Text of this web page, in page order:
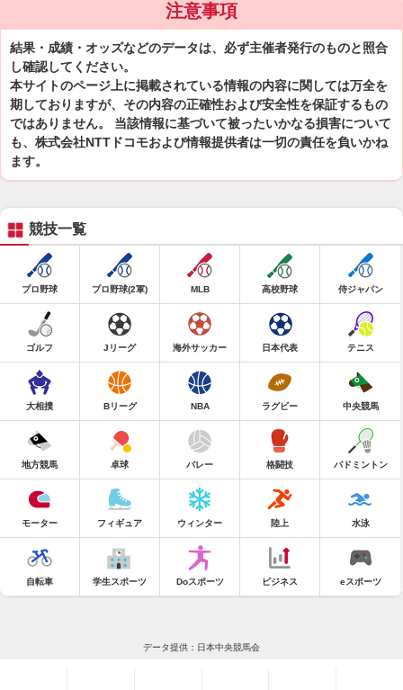
注意事項
結果・成績・オッズなどのデータは、必ず主催者発行のものと照合
し確認してください。
本サイトのページ上に掲載されている情報の内容に関しては万全を
期しておりますが、その内容の正確性および安全性を保証するもの
ではありません。 当該情報に基づいて被ったいかなる損害について
も、株式会社NTTドコモおよび情報提供者は一切の責任を負いかね
ます。
競技一覧
プロ野球 プロ野球(2軍) MLB 高校野球 侍ジャパン
ゴルフ Jリーグ 海外サッカー 日本代表 テニス
大相撲 Bリーグ NBA ラグビー 中央競馬
地方競馬 卓球 バレー 格闘技 バドミントン
モーター フィギュア ウィンター 陸上 水泳
自転車 学生スポーツ Doスポーツ ビジネス eスポーツ
データ提供：日本中央競馬会